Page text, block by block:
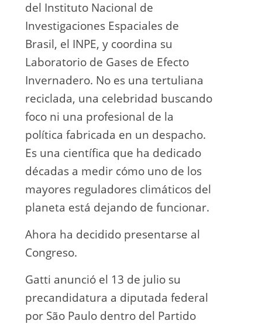
del Instituto Nacional de
Investigaciones Espaciales de
Brasil, el INPE, y coordina su
Laboratorio de Gases de Efecto
Invernadero. No es una tertuliana
reciclada, una celebridad buscando
foco ni una profesional de la
política fabricada en un despacho.
Es una científica que ha dedicado
décadas a medir cómo uno de los
mayores reguladores climáticos del
planeta está dejando de funcionar.
Ahora ha decidido presentarse al
Congreso.
Gatti anunció el 13 de julio su
precandidatura a diputada federal
por São Paulo dentro del Partido